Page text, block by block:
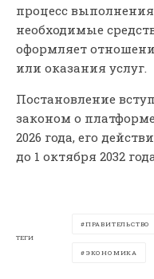
процесс
необходимые
оформляет
или оказания услуг.
Постановление
законом о
2026 года, его
до 1 октября 2032
ТЕГИ
ПРАВИТЕЛЬСТВО
ЭКОНОМИКА